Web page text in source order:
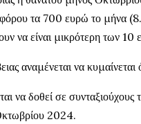
φόρου τα 700 ευρώ το μήνα
να είναι μικρότερη των 10
αναμένεται να
να δοθεί σε
2024.